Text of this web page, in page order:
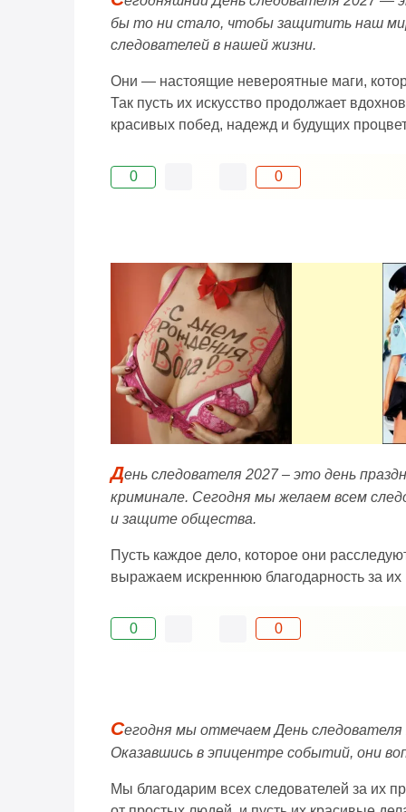
бы то ни стало, чтобы защитить наш
следователей в нашей жизни.
Они — настоящие невероятные маги,
Так пусть их искусство продолжает
красивых побед, надежд и будущих
0 0
День следователя 2027 – это день
криминале. Сегодня мы желаем всем
и защите общества.
Пусть каждое дело, которое они
выражаем искреннюю благодарность за
0 0
Сегодня мы отмечаем День
Оказавшись в эпицентре событий, они
Мы благодарим всех следователей за их